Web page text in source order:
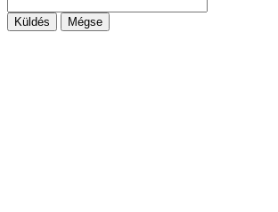
Küldés Mégse